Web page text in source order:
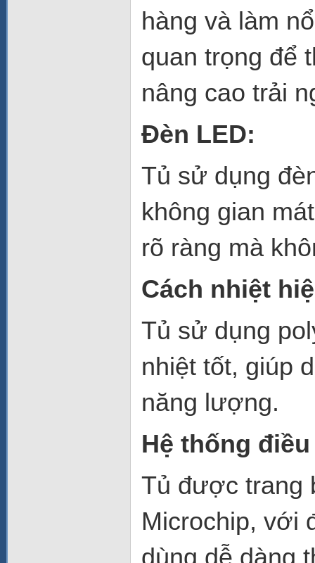
hàng và làm
quan trọng để
nâng cao trải
Đèn LED:
Tủ sử dụng
không gian
rõ ràng mà
Cách nhiệt
Tủ sử dụng
nhiệt tốt, giúp
năng lượng.
Hệ thống
Tủ được trang
Microchip, với
dùng dễ dàng